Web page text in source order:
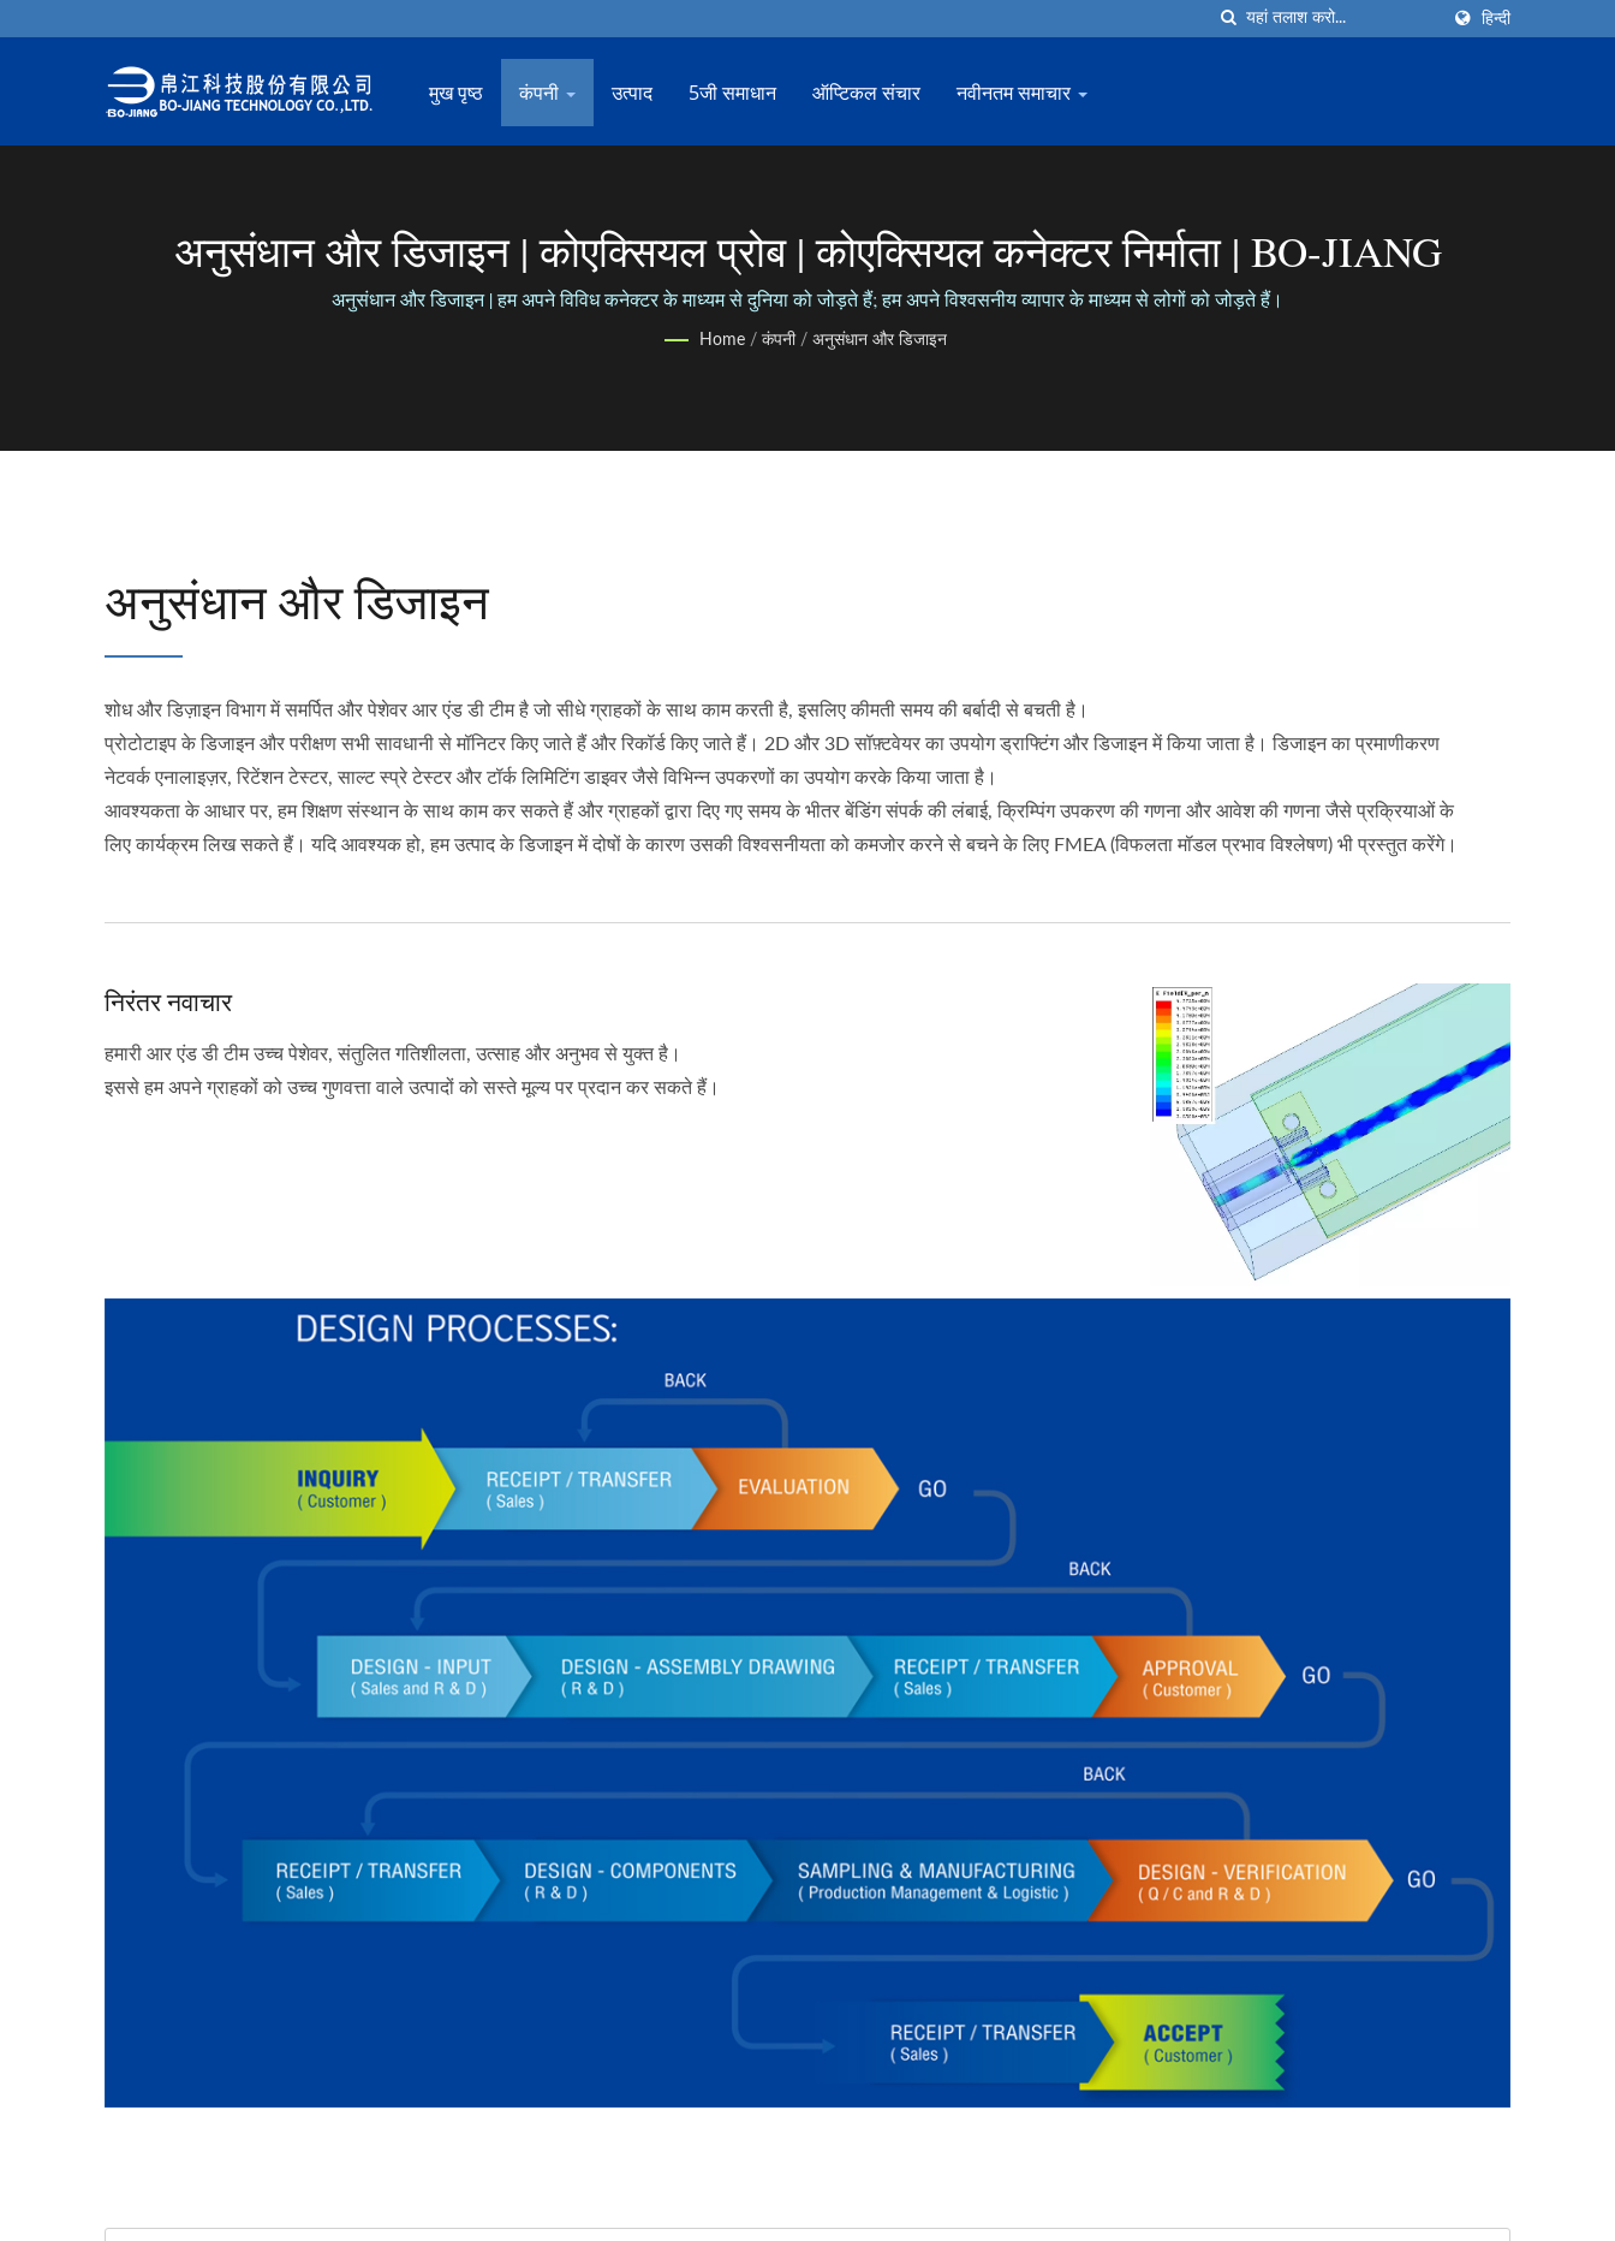
हिन्दी
मुख पृष्ठ कंपनी उत्पाद 5जी समाधान ऑप्टिकल संचार नवीनतम समाचार
अनुसंधान और डिजाइन | कोएक्सियल प्रोब | कोएक्सियल कनेक्टर निर्माता | BO-JIANG
अनुसंधान और डिजाइन | हम अपने विविध कनेक्टर के माध्यम से दुनिया को जोड़ते हैं; हम अपने विश्वसनीय व्यापार के माध्यम से लोगों को जोड़ते हैं।
Home / कंपनी / अनुसंधान और डिजाइन
अनुसंधान और डिजाइन
शोध और डिज़ाइन विभाग में समर्पित और पेशेवर आर एंड डी टीम है जो सीधे ग्राहकों के साथ काम करती है, इसलिए कीमती समय की बर्बादी से बचती है।
प्रोटोटाइप के डिजाइन और परीक्षण सभी सावधानी से मॉनिटर किए जाते हैं और रिकॉर्ड किए जाते हैं। 2D और 3D सॉफ़्टवेयर का उपयोग ड्राफ्टिंग और डिजाइन में किया जाता है। डिजाइन का प्रमाणीकरण
नेटवर्क एनालाइज़र, रिटेंशन टेस्टर, साल्ट स्प्रे टेस्टर और टॉर्क लिमिटिंग डाइवर जैसे विभिन्न उपकरणों का उपयोग करके किया जाता है।
आवश्यकता के आधार पर, हम शिक्षण संस्थान के साथ काम कर सकते हैं और ग्राहकों द्वारा दिए गए समय के भीतर बेंडिंग संपर्क की लंबाई, क्रिम्पिंग उपकरण की गणना और आवेश की गणना जैसे प्रक्रियाओं के
लिए कार्यक्रम लिख सकते हैं। यदि आवश्यक हो, हम उत्पाद के डिजाइन में दोषों के कारण उसकी विश्वसनीयता को कमजोर करने से बचने के लिए FMEA (विफलता मॉडल प्रभाव विश्लेषण) भी प्रस्तुत करेंगे।
निरंतर नवाचार
हमारी आर एंड डी टीम उच्च पेशेवर, संतुलित गतिशीलता, उत्साह और अनुभव से युक्त है।
इससे हम अपने ग्राहकों को उच्च गुणवत्ता वाले उत्पादों को सस्ते मूल्य पर प्रदान कर सकते हैं।